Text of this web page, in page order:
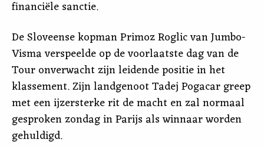
financiële sanctie.
De Sloveense kopman Primoz Roglic van Jumbo-
Visma verspeelde op de voorlaatste dag van de
Tour onverwacht zijn leidende positie in het
klassement. Zijn landgenoot Tadej Pogacar greep
met een ijzersterke rit de macht en zal normaal
gesproken zondag in Parijs als winnaar worden
gehuldigd.